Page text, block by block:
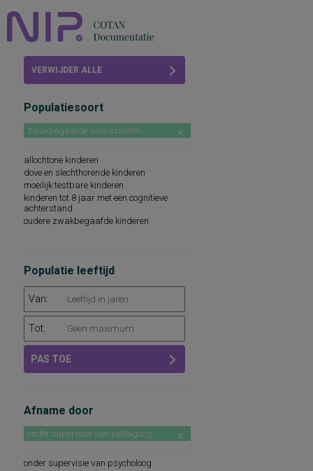
VERWIJDER ALLE
Populatiesoort
zwakbegaafde volwassenen
allochtone kinderen
dove en slechthorende kinderen
moeilijk testbare kinderen
kinderen tot 8 jaar met een cognitieve
achterstand
oudere zwakbegaafde kinderen
Populatie leeftijd
Van:
Tot:
PAS TOE
Afname door
onder supervisie van pedagoog
onder supervisie van psycholoog